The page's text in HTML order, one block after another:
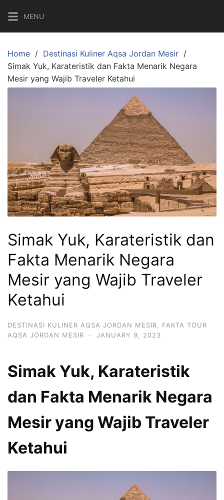
content
MENU
Home
Destinasi Kuliner Aqsa Jordan Mesir
Simak Yuk, Karateristik dan Fakta Menarik Negara
Mesir yang Wajib Traveler Ketahui
Simak Yuk, Karateristik dan
Fakta Menarik Negara
Mesir yang Wajib Traveler
Ketahui
DESTINASI KULINER AQSA JORDAN MESIR, FAKTA TOUR
AQSA JORDAN MESIR
· JANUARY 9, 2023
Simak Yuk, Karateristik
dan Fakta Menarik Negara
Mesir yang Wajib Traveler
Ketahui